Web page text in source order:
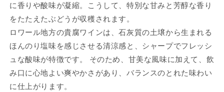
に香りや酸味が凝縮。こうして、特別な甘みと芳醇な香り
をたたえたぶどうが収穫されます。
ロワール地方の貴腐ワインは、石灰質の土壌から生まれる
ほんのり塩味を感じさせる清涼感と、シャープでフレッシ
ュな酸味が特徴です。 そのため、甘美な風味に加えて、飲
み口に心地よい爽やかさがあり、バランスのとれた味わい
に仕上がります。